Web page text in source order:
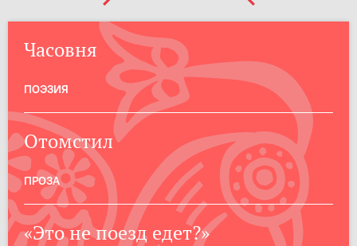
Часовня
ПОЭЗИЯ
Отомстил
ПРОЗА
«Это не поезд едет?»